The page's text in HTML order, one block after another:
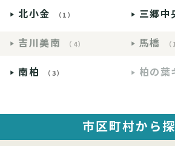
北小金 （1） 三郷中
吉川美南 （4） 馬橋
南柏 （3） 柏の葉
市区町村から